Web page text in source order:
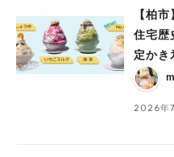
【柏
住宅歴
定かき
2026年
#カフェ#
#イベント#公園#教えたい／教え
#教えたい/こんなの見つけた